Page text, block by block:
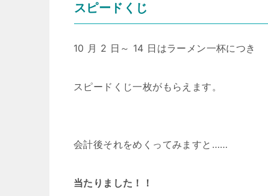
スピードくじ
10 月 2 日～ 14 日はラーメン一杯につき
スピードくじ一枚がもらえます。
会計後それをめくってみますと……
当たりました！！